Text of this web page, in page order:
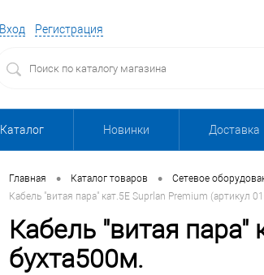
Вход Регистрация
Каталог Новинки Доставка
Главная • Каталог товаров • Сетевое
Кабель "витая пара" кат.5Е Suprlan Premium (артикул
Кабель "витая пара"
бухта500м.